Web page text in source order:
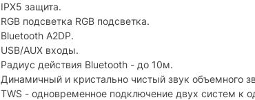
Цвет:
Вес:
Характеристики и комплектация товара могут
без уведомления.
IPX5 защита.
RGB подсветка RGB подсветка.
Bluetooth A2DP.
USB/AUX входы.
Радиус действия Bluetooth - до 10м.
Динамичный и кристально чистый звук объемного
TWS - одновременное подключение двух систем к